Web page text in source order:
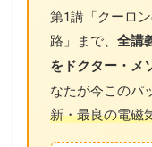
第1講「クーロ
路」まで、 全講
をドクター・メ
なたが今このパ
新・最良の電磁